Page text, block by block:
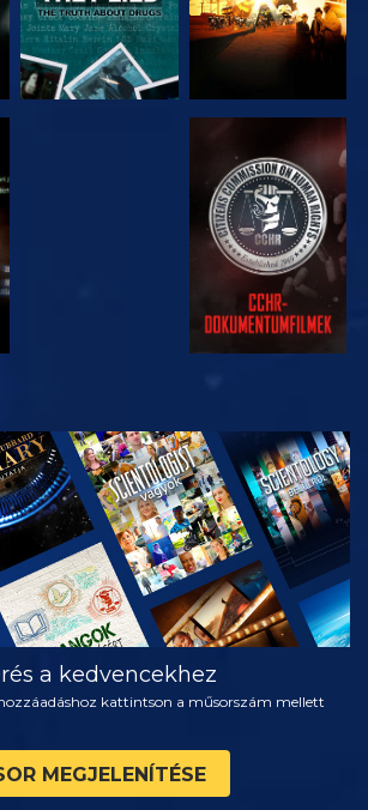
MŰSORNÉZÉS
A SOROZAT
RÉSZEI
a kedvencekhez
kattintson a műsorszám mellett
MEGJELENÍTÉSE